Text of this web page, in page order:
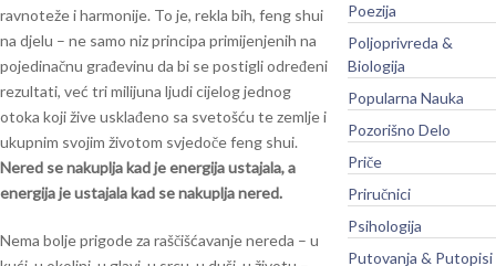
ravnoteže i harmonije. To je, rekla bih, feng shui
na djelu – ne samo niz principa primijenjenih na
pojedinačnu građevinu da bi se postigli određeni
rezultati, već tri milijuna ljudi cijelog jednog
otoka koji žive usklađeno sa svetošću te zemlje i
ukupnim svojim životom svjedoče feng shui.
Nered se nakuplja kad je energija ustajala, a
energija je ustajala kad se nakuplja nered.
Nema bolje prigode za raščišćavanje nereda – u
Poezija
Poljoprivreda &
Biologija
Popularna Nauka
Pozorišno Delo
Priče
Priručnici
Psihologija
Putovanja & Putopisi